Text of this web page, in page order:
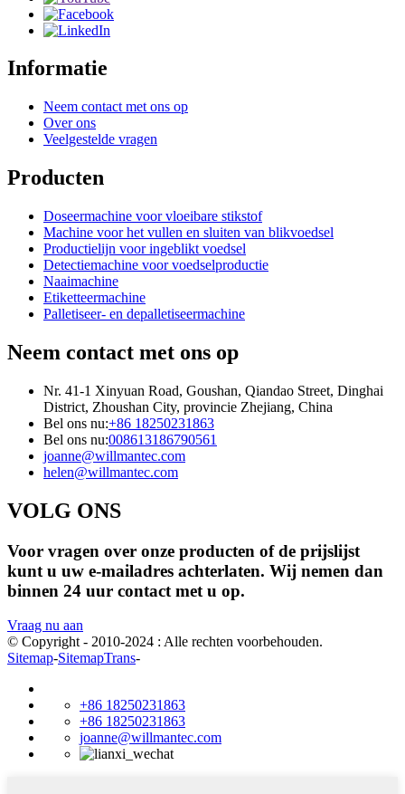
Informatie
Neem contact met ons op
Over ons
Veelgestelde vragen
Producten
Doseermachine voor vloeibare stikstof
Machine voor het vullen en sluiten van blikvoedsel
Productielijn voor ingeblikt voedsel
Detectiemachine voor voedselproductie
Naaimachine
Etiketteermachine
Palletiseer- en depalletiseermachine
Neem contact met ons op
Nr. 41-1 Xinyuan Road, Goushan, Qiandao Street, Dinghai
District, Zhoushan City, provincie Zhejiang, China
Bel ons nu:+86 18250231863
Bel ons nu:008613186790561
joanne@willmantec.com
helen@willmantec.com
VOLG ONS
Voor vragen over onze producten of de prijslijst
kunt u uw e-mailadres achterlaten. Wij nemen dan
binnen 24 uur contact met u op.
Vraag nu aan
© Copyright - 2010-2024 : Alle rechten voorbehouden.
Sitemap-SitemapTrans-
+86 18250231863
+86 18250231863
joanne@willmantec.com